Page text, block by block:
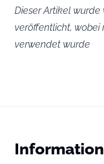
Dieser Artikel wurde
veröffentlicht, wobei
verwendet wurde
Information